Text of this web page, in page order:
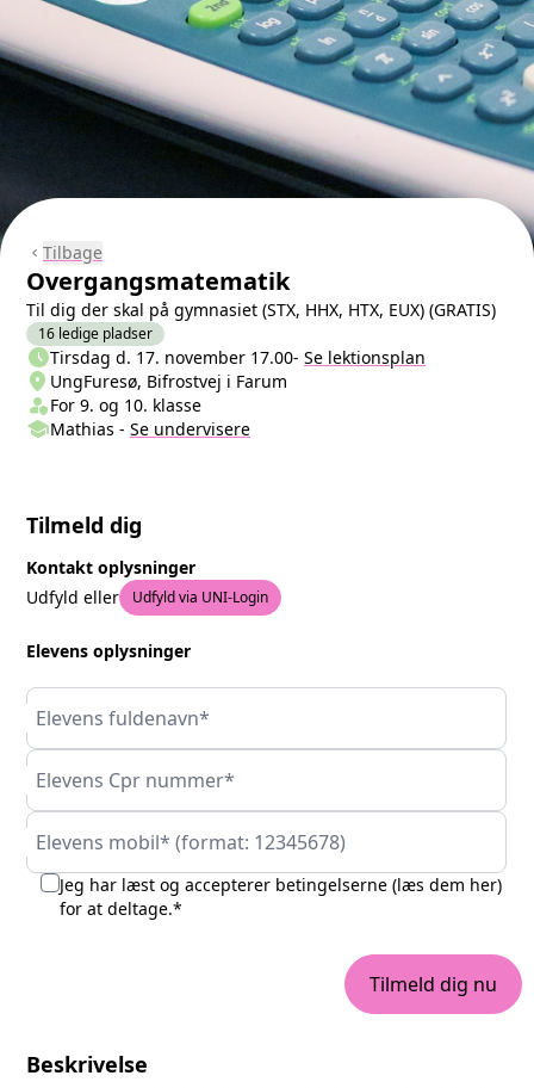
chevron_left Tilbage
Overgangsmatematik
Til dig der skal på gymnasiet (STX, HHX, HTX, EUX) (GRATIS)
16 ledige pladser
Næste lektion
scheduleTirsdag d. 17. november 17.00- Se lektionsplan
Sted/Adresse
location_on UngFuresø, Bifrostvej i Farum
Klasse/Aldersbegrænsning
person_shieldFor 9. og 10. klasse
Undervisere
schoolMathias - Se undervisere
Tilmeld dig
Kontakt oplysninger
Udfyld eller
Udfyld via UNI-Login
Elevens oplysninger
Elevens fuldenavn*
Elevens Cpr nummer*
Elevens mobil* (format: 12345678)
Jeg har læst og accepterer betingelserne (læs dem her)
for at deltage.*
Tilmeld dig nu
Beskrivelse